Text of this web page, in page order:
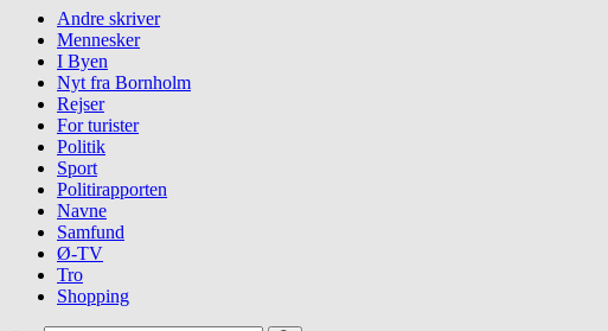
Andre skriver
Mennesker
I Byen
Nyt fra Bornholm
Rejser
For turister
Politik
Sport
Politirapporten
Navne
Samfund
Ø-TV
Tro
Shopping